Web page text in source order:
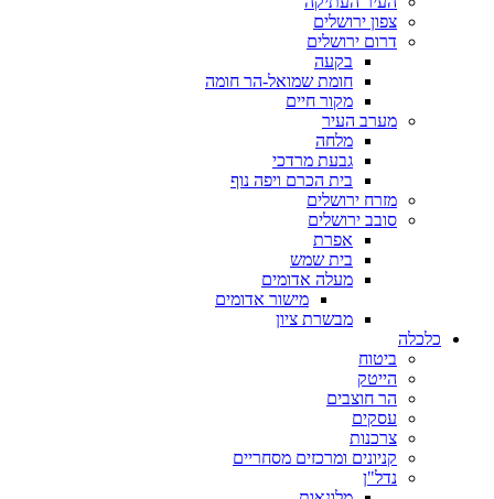
צפון ירושלים
דרום ירושלים
בקעה
חומת שמואל-הר חומה
מקור חיים
מערב העיר
מלחה
גבעת מרדכי
בית הכרם ויפה נוף
מזרח ירושלים
סובב ירושלים
אפרת
בית שמש
מעלה אדומים
מישור אדומים
מבשרת ציון
כלכלה
ביטוח
הייטק
הר חוצבים
עסקים
צרכנות
קניונים ומרכזים מסחריים
נדל"ן